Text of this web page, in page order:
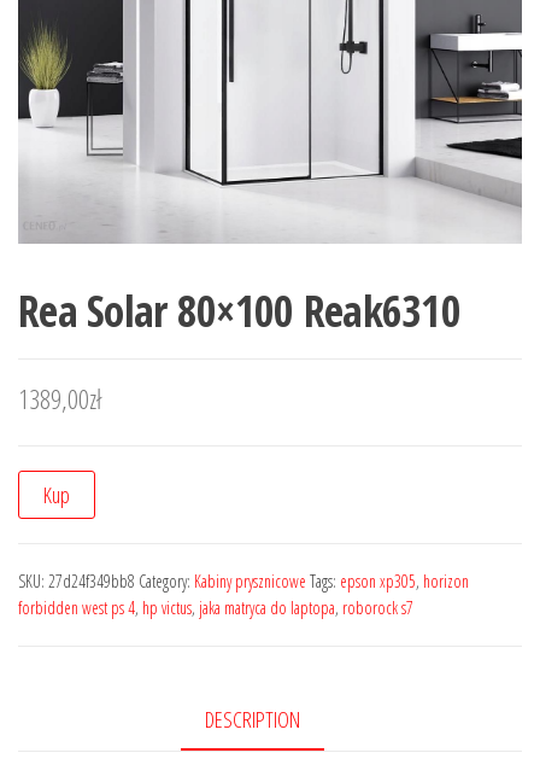
Rea Solar 80×100 Reak6310
1389,00zł
Kup
SKU: 27d24f349bb8 Category: Kabiny prysznicowe Tags: epson xp305, horizon
forbidden west ps 4, hp victus, jaka matryca do laptopa, roborock s7
DESCRIPTION